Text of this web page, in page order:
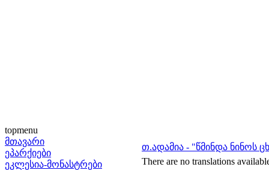
topmenu
მთავარი
ეპარქიები
ეკლესია-მონასტრები
თ.ადამია - "წმინდა ნინოს
There are no translations